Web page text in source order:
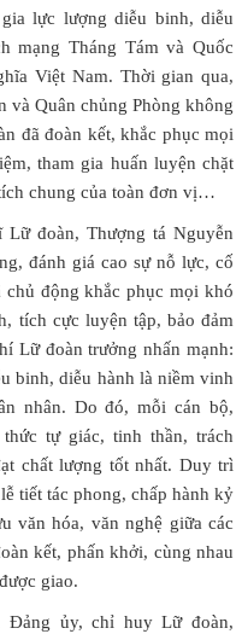
lực lượng diễu binh, diễu
mạng Tháng Tám và Quốc
Việt Nam. Thời gian qua,
và Quân chủng Phòng không
đã đoàn kết, khắc phục mọi
tham gia huấn luyện chặt
chung của toàn đơn vị…
đoàn, Thượng tá Nguyễn
đánh giá cao sự nỗ lực, cố
chủ động khắc phục mọi khó
tích cực luyện tập, bảo đảm
Lữ đoàn trưởng nhấn mạnh:
binh, diễu hành là niềm vinh
nhân. Do đó, mỗi cán bộ,
tự giác, tinh thần, trách
chất lượng tốt nhất. Duy trì
tiết tác phong, chấp hành kỷ
văn hóa, văn nghệ giữa các
kết, phấn khởi, cùng nhau
giao.
Đảng ủy, chỉ huy Lữ đoàn,